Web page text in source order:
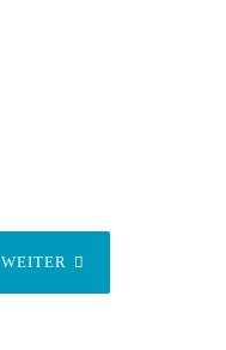
WEITER